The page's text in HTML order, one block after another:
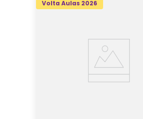
Volta Aulas 2026